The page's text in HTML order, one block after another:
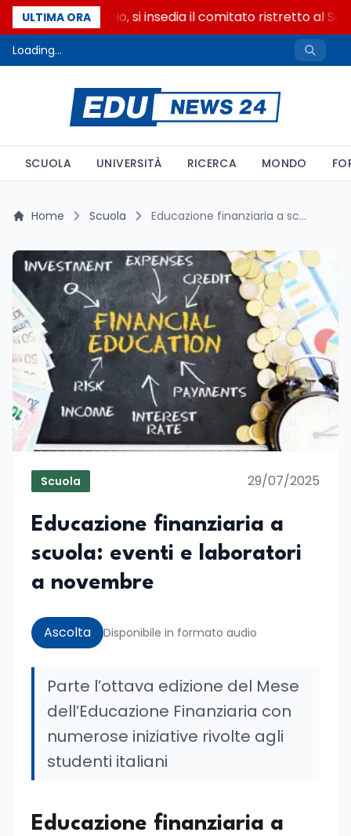
ULTIMA ORA
Riforma del calcio, si insedia il comitato ristretto al
Loading...
SCUOLA UNIVERSITÀ RICERCA MONDO
Home Scuola Educazione finanziaria a scuola: eventi e laboratori a novembre
Scuola 29/07/2025
Educazione finanziaria a
scuola: eventi e laboratori
a novembre
Ascolta Disponibile in formato audio
Parte l’ottava edizione del Mese
dell’Educazione Finanziaria con
numerose iniziative rivolte agli
studenti italiani
Educazione finanziaria a